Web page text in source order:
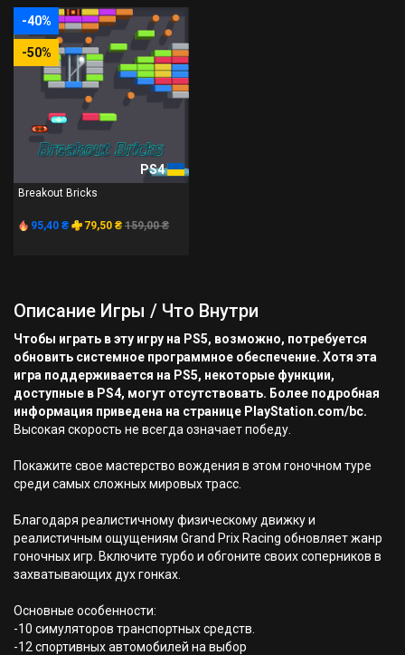
-40%
-50%
PS4
Breakout Bricks
95,40 ₴ 79,50 ₴ 159,00 ₴
Описание Игры / Что Внутри
Чтобы играть в эту игру на PS5, возможно, потребуется
обновить системное программное обеспечение. Хотя эта
игра поддерживается на PS5, некоторые функции,
доступные в PS4, могут отсутствовать. Более подробная
информация приведена на странице PlayStation.com/bc.
Высокая скорость не всегда означает победу.
Покажите свое мастерство вождения в этом гоночном туре
среди самых сложных мировых трасс.
Благодаря реалистичному физическому движку и
реалистичным ощущениям Grand Prix Racing обновляет жанр
гоночных игр. Включите турбо и обгоните своих соперников в
захватывающих дух гонках.
Основные особенности:
-10 симуляторов транспортных средств.
-12 спортивных автомобилей на выбор